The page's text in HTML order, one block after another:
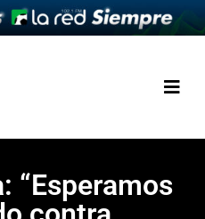
“Esperamos